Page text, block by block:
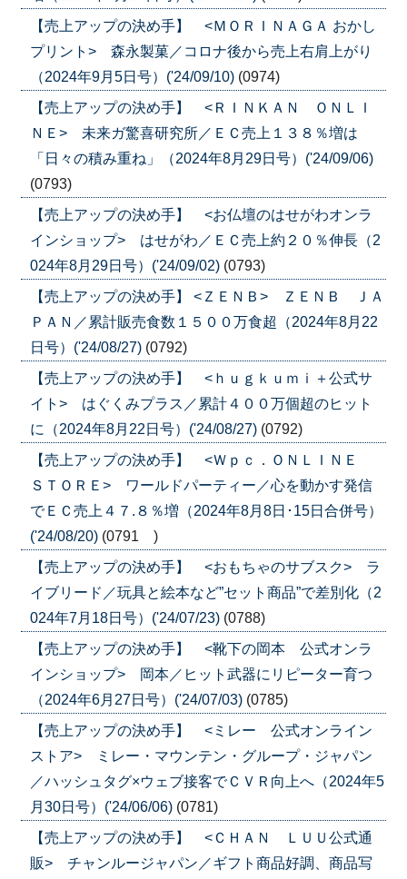
【売上アップの決め手】 <ＭＯＲＩＮＡＧＡ おかし
プリント> 森永製菓／コロナ後から売上右肩上がり
（2024年9月5日号）('24/09/10) (0974)
【売上アップの決め手】 <ＲＩＮＫＡＮ ＯＮＬＩ
ＮＥ> 未来ガ驚喜研究所／ＥＣ売上１３８％増は
「日々の積み重ね」（2024年8月29日号）('24/09/06)
(0793)
【売上アップの決め手】 <お仏壇のはせがわオンラ
インショップ> はせがわ／ＥＣ売上約２０％伸長（2
024年8月29日号）('24/09/02) (0793)
【売上アップの決め手】 <ＺＥＮＢ> ＺＥＮＢ ＪＡ
ＰＡＮ／累計販売食数１５００万食超（2024年8月22
日号）('24/08/27) (0792)
【売上アップの決め手】 <ｈｕｇｋｕｍｉ＋公式サ
イト> はぐくみプラス／累計４００万個超のヒット
に（2024年8月22日号）('24/08/27) (0792)
【売上アップの決め手】 <Ｗｐｃ．ＯＮＬＩＮＥ
ＳＴＯＲＥ> ワールドパーティー／心を動かす発信
でＥＣ売上４７.８％増（2024年8月8日･15日合併号）
('24/08/20) (0791 )
【売上アップの決め手】 <おもちゃのサブスク> ラ
イブリード／玩具と絵本など”セット商品”で差別化（2
024年7月18日号）('24/07/23) (0788)
【売上アップの決め手】 <靴下の岡本 公式オンラ
インショップ> 岡本／ヒット武器にリピーター育つ
（2024年6月27日号）('24/07/03) (0785)
【売上アップの決め手】 <ミレー 公式オンライン
ストア> ミレー・マウンテン・グループ・ジャパン
／ハッシュタグ×ウェブ接客でＣＶＲ向上へ（2024年5
月30日号）('24/06/06) (0781)
【売上アップの決め手】 <ＣＨＡＮ ＬＵＵ公式通
販> チャンルージャパン／ギフト商品好調、商品写